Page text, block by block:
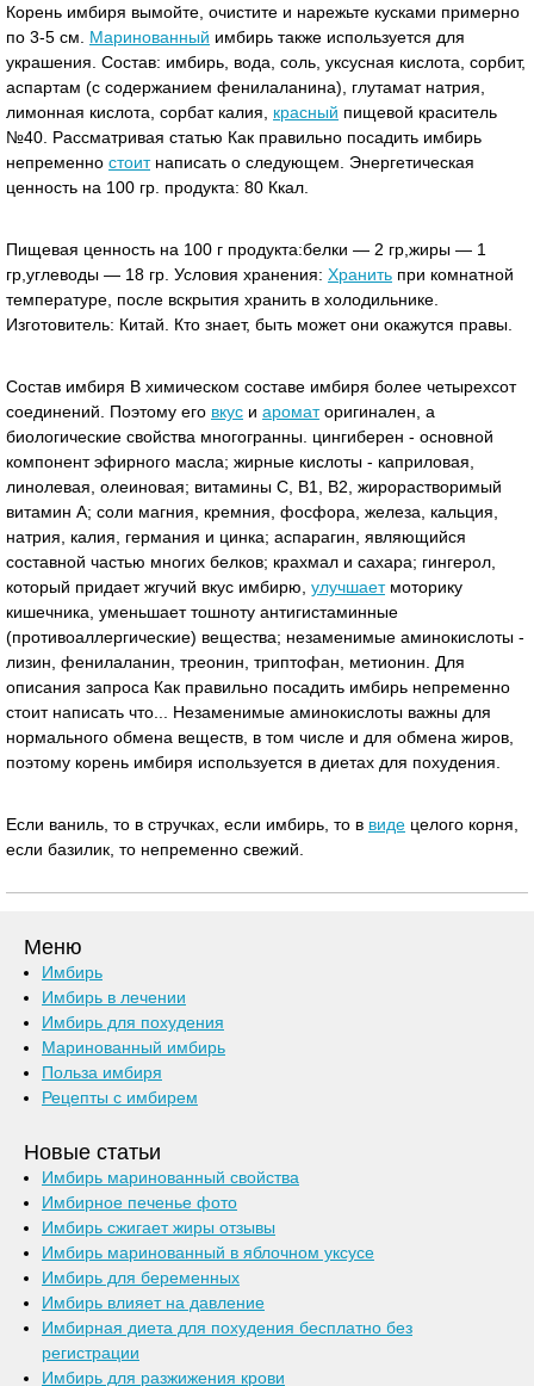
Корень имбиря вымойте, очистите и нарежьте кусками примерно
по 3-5 см. Маринованный имбирь также используется для
украшения. Состав: имбирь, вода, соль, уксусная кислота, сорбит,
аспартам (с содержанием фенилаланина), глутамат натрия,
лимонная кислота, сорбат калия, красный пищевой краситель
№40. Рассматривая статью Как правильно посадить имбирь
непременно стоитнаписать о следующем. Энергетическая
ценность на 100 гр. продукта: 80 Ккал.
Пищевая ценность на 100 г продукта:белки — 2 гр,жиры — 1
гр,углеводы — 18 гр. Условия хранения: Хранить при комнатной
температуре, после вскрытия хранить в холодильнике.
Изготовитель: Китай. Кто знает, быть может они окажутся правы.
Состав имбиря В химическом составе имбиря более четырехсот
соединений. Поэтому его вкус и ароматоригинален, а
биологические свойства многогранны. цингиберен - основной
компонент эфирного масла; жирные кислоты - каприловая,
линолевая, олеиновая; витамины С, В1, В2, жирорастворимый
витамин А; соли магния, кремния, фосфора, железа, кальция,
натрия, калия, германия и цинка; аспарагин, являющийся
составной частью многих белков; крахмал и сахара; гингерол,
который придает жгучий вкус имбирю, улучшаетмоторику
кишечника, уменьшает тошноту антигистаминные
(противоаллергические) вещества; незаменимые аминокислоты -
лизин, фенилаланин, треонин, триптофан, метионин. Для
описания запроса Как правильно посадить имбирь непременно
стоит написать что... Незаменимые аминокислоты важны для
нормального обмена веществ, в том числе и для обмена жиров,
поэтому корень имбиря используется в диетах для похудения.
Если ваниль, то в стручках, если имбирь, то в виде целого корня,
если базилик, то непременно свежий.
Меню
Имбирь
Имбирь в лечении
Имбирь для похудения
Маринованный имбирь
Польза имбиря
Рецепты с имбирем
Новые статьи
Имбирь маринованный свойства
Имбирное печенье фото
Имбирь сжигает жиры отзывы
Имбирь маринованный в яблочном уксусе
Имбирь для беременных
Имбирь влияет на давление
Имбирная диета для похудения бесплатно без
регистрации
Имбирь для разжижения крови